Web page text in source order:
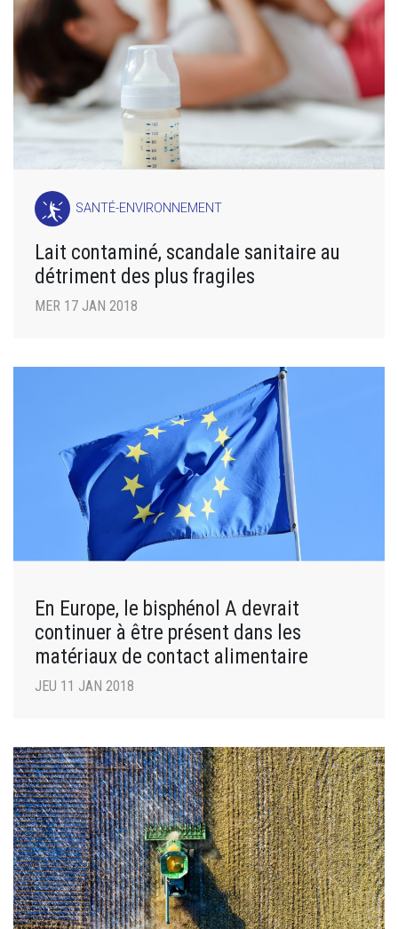
SANTÉ-ENVIRONNEMENT
Lait contaminé, scandale sanitaire au
détriment des plus fragiles
MER 17 JAN 2018
En Europe, le bisphénol A devrait
continuer à être présent dans les
matériaux de contact alimentaire
JEU 11 JAN 2018